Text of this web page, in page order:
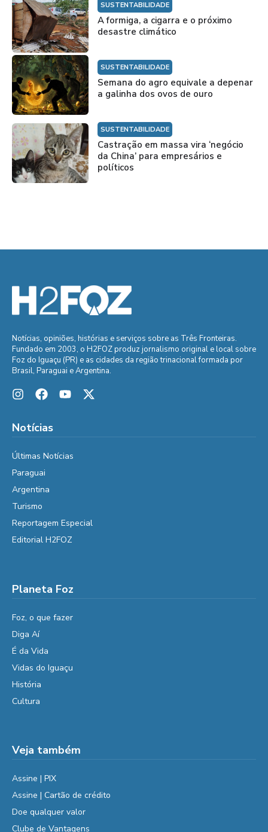
SUSTENTABILIDADE
A formiga, a cigarra e o próximo
desastre climático
SUSTENTABILIDADE
Semana do agro equivale a depenar
a galinha dos ovos de ouro
SUSTENTABILIDADE
Castração em massa vira ‘negócio
da China’ para empresários e
políticos
Notícias, opiniões, histórias e serviços sobre as Três Fronteiras.
Fundado em 2003, o H2FOZ produz jornalismo original e local sobre
Foz do Iguaçu (PR) e as cidades da região trinacional formada por
Brasil, Paraguai e Argentina.
Notícias
Últimas Notícias
Paraguai
Argentina
Turismo
Reportagem Especial
Editorial H2FOZ
Planeta Foz
Foz, o que fazer
Diga Aí
É da Vida
Vidas do Iguaçu
História
Cultura
Veja também
Assine | PIX
Assine | Cartão de crédito
Doe qualquer valor
Clube de Vantagens